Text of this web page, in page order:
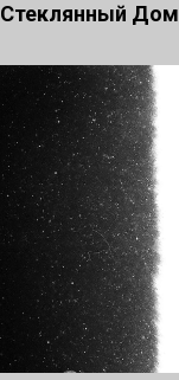
Стеклянный Дом